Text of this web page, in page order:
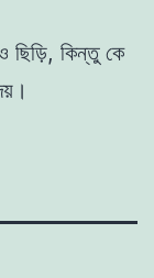
ছিড়ি, কিন্তু কে